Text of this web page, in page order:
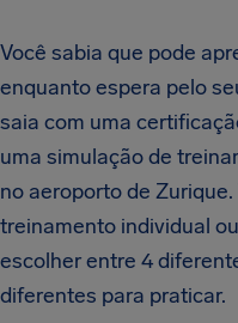
Você sabia que pode
enquanto espera pelo
saia com uma
uma simulação de
no aeroporto de
treinamento individual
escolher entre 4
diferentes para praticar.